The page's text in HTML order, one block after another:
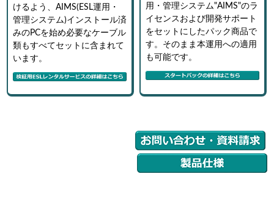
けるよう、AIMS(ESL運用・
管理 システム)インストール済
みのPCを始め必要なケーブル
類もすべてセットに含まれて
います。
用・管理システム"AIMS"のラ
イセンスおよび開発サポート
をセットにしたパック商品で
す。そのまま本運用への適用
も可能です。